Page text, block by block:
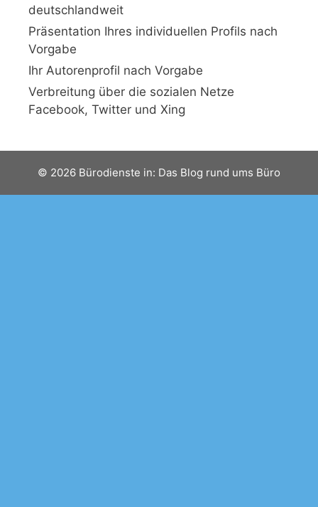
deutschlandweit
Präsentation Ihres individuellen Profils nach
Vorgabe
Ihr Autorenprofil nach Vorgabe
Verbreitung über die sozialen Netze
Facebook, Twitter und Xing
© 2026 Bürodienste in: Das Blog rund ums Büro